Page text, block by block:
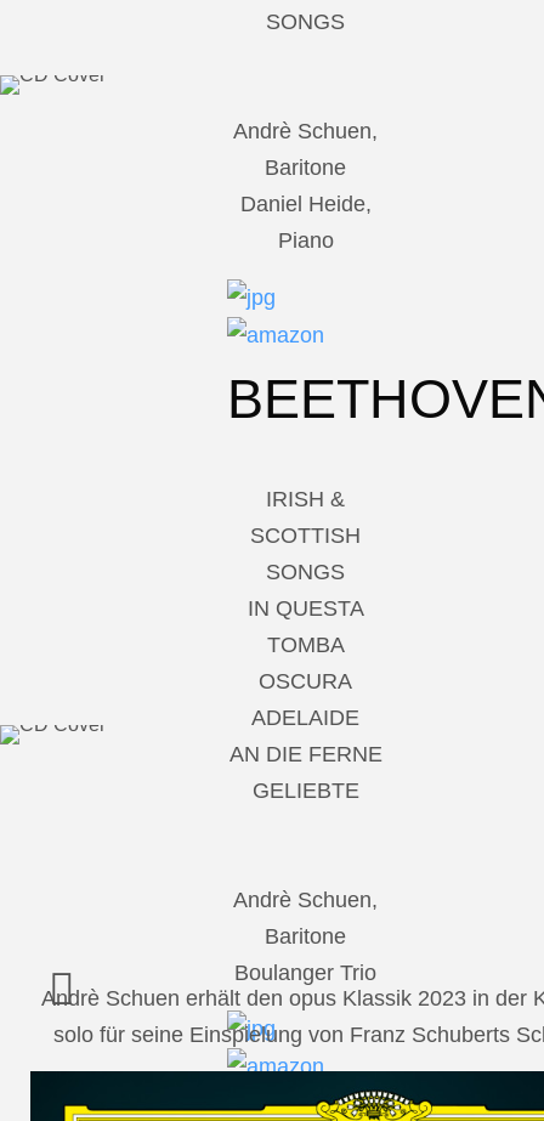
SONGS
Andrè Schuen,
Baritone
Daniel Heide,
Piano
IRISH &
SCOTTISH
SONGS
IN QUESTA
TOMBA
OSCURA
ADELAIDE
AN DIE FERNE
GELIEBTE
Andrè Schuen,
Baritone
Boulanger Trio
Andrè Schuen erhält den opus Klassik 2023 in der
solo für seine Einspielung von Franz Schuberts